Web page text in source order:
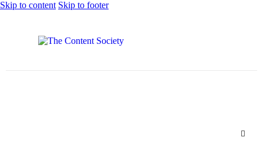
Skip to content Skip to footer